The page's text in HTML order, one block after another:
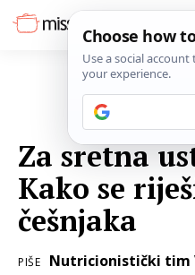
Za sretna
Kako se
češnjaka
PIŠE Nutricionistički tim